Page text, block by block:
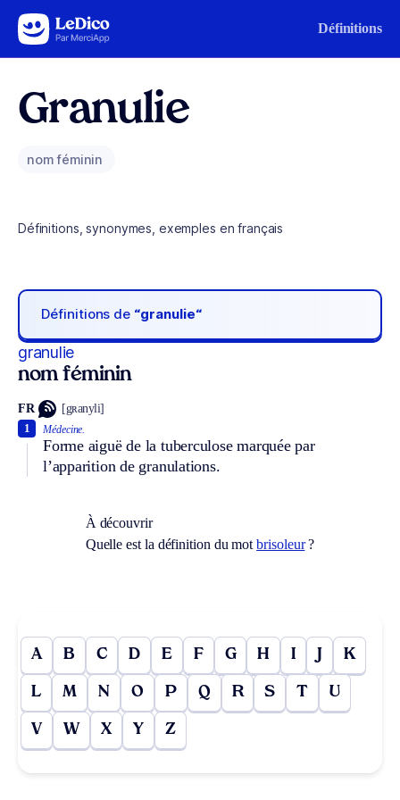
Aller au contenu Définitions
Granulie
nom féminin
Définitions, synonymes, exemples en français
Définitions de “granulie“
granulie
nom féminin
FR [gʀanyli]
Médecine.
Forme aiguë de la tuberculose marquée par
l’apparition de granulations.
1
À découvrir
Quelle est la définition du motbrisoleur?
A B C D E F G H I J K
L M N O P Q R S T U
V W X Y Z